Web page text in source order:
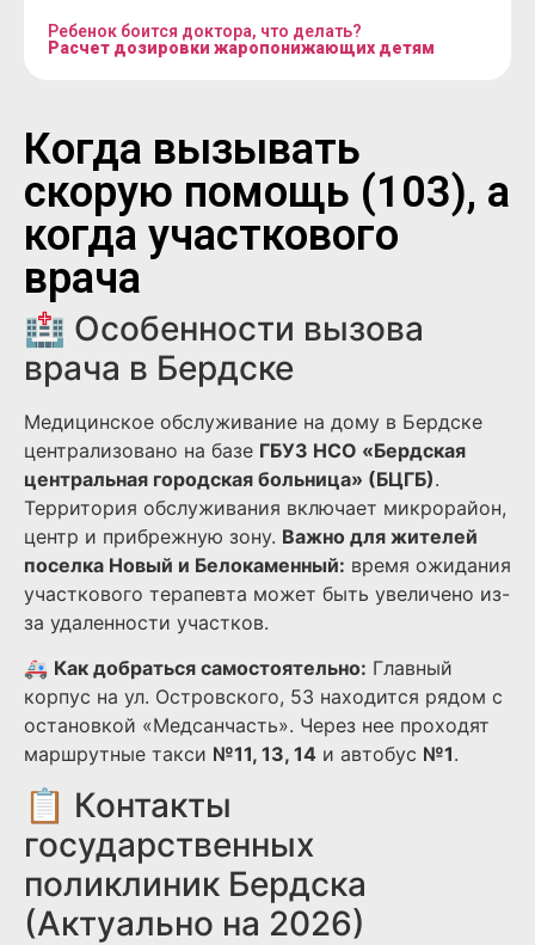
Ребенок боится доктора, что делать?
Расчет дозировки жаропонижающих детям
Когда вызывать
скорую помощь (103), а
когда участкового
врача
🏥 Особенности вызова
врача в Бердске
Медицинское обслуживание на дому в Бердске
централизовано на базе ГБУЗ НСО «Бердская
центральная городская больница» (БЦГБ).
Территория обслуживания включает микрорайон,
центр и прибрежную зону. Важно для жителей
поселка Новый и Белокаменный: время ожидания
участкового терапевта может быть увеличено из-
за удаленности участков.
🚑 Как добраться самостоятельно: Главный
корпус на ул. Островского, 53 находится рядом с
остановкой «Медсанчасть». Через нее проходят
маршрутные такси №11, 13, 14 и автобус №1.
📋 Контакты
государственных
поликлиник Бердска
(Актуально на 2026)